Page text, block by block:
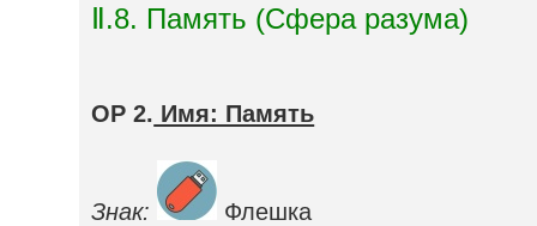
Ⅱ.8. Память (Сфера разума)
ОР 2. Имя: Память
Знак: Флешка